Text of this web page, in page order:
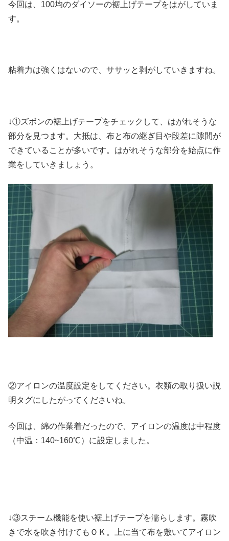
今回は、100均のダイソーの裾上げテープをはがしていま
す。
粘着力は強くはないので、ササッと剥がしていきますね。
↓①ズボンの裾上げテープをチェックして、はがれそうな
部分を見つます。大抵は、布と布の継ぎ目や段差に隙間が
できていることが多いです。はがれそうな部分を始点に作
業をしていきましょう。
②アイロンの温度設定をしてください。衣類の取り扱い説
明タグにしたがってくださいね。
今回は、綿の作業着だったので、アイロンの温度は中程度
（中温：140~160℃）に設定しました。
↓③スチーム機能を使い裾上げテープを濡らします。霧吹
きで水を吹き付けてもＯＫ。上に当て布を敷いてアイロン